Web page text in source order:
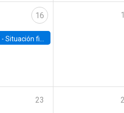
16
-Situación fiscal: cierre 2025 y perspectivas de mediano plazo 2026–2030
23